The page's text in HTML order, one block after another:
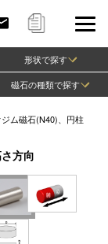
形状で探す
磁石の種類で探す
ム磁石(N40)、円柱
方向